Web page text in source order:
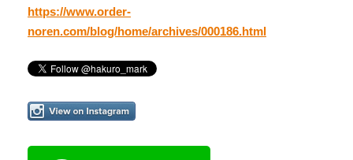
https://www.order-
noren.com/blog/home/archives/000186.html